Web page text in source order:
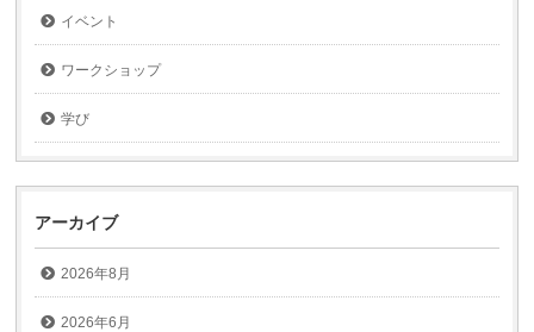
イベント
ワークショップ
学び
アーカイブ
2026年8月
2026年6月